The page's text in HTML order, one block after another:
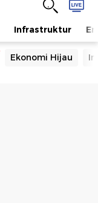
Infrastruktur
Ekonomi Hijau